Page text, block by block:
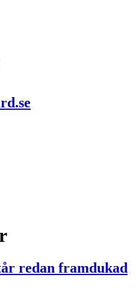
redan framdukad